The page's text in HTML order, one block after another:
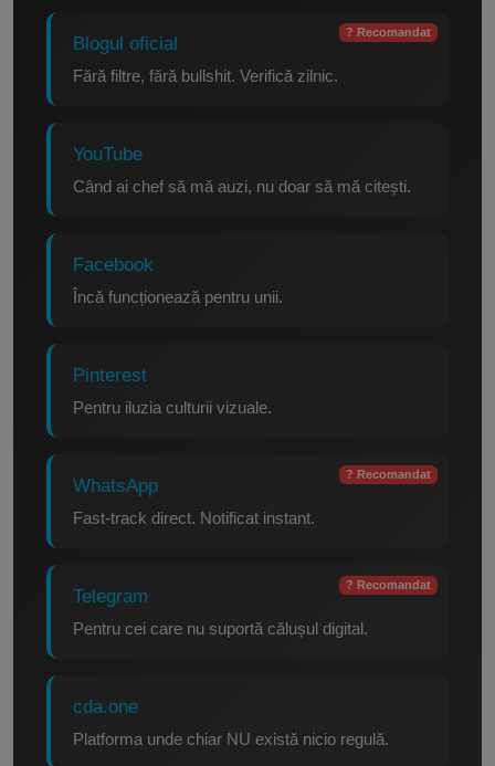
Blogul oficial
? Recomandat
Fără filtre, fără bullshit. Verifică zilnic.
YouTube
Când ai chef să mă auzi, nu doar să mă citești.
Facebook
Încă funcționează pentru unii.
Pinterest
Pentru iluzia culturii vizuale.
WhatsApp
? Recomandat
Fast-track direct. Notificat instant.
Telegram
? Recomandat
Pentru cei care nu suportă călușul digital.
cda.one
Platforma unde chiar NU există nicio regulă.